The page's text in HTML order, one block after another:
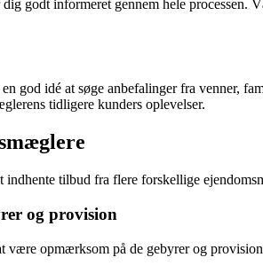
godt informeret gennem hele
idé at søge anbefalinger fra venner,
tidligere kunders oplevelser.
indhente tilbud fra flere forskellige
og provision
opmærksom på de gebyrer og